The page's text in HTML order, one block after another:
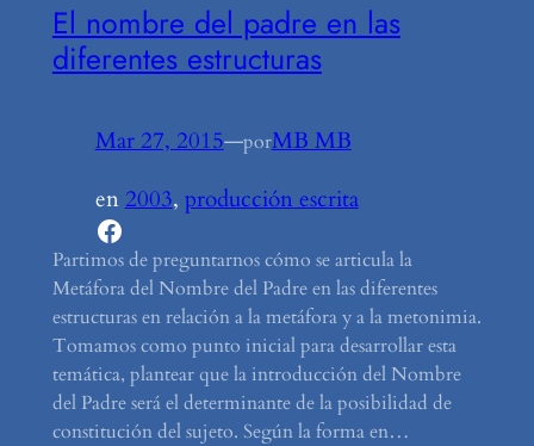
El nombre del padre en las
diferentes estructuras
Mar 27, 2015—porMB MB
en 2003, producción escrita
Facebook
Partimos de preguntarnos cómo se articula la
Metáfora del Nombre del Padre en las diferentes
estructuras en relación a la metáfora y a la metonimia.
Tomamos como punto inicial para desarrollar esta
temática, plantear que la introducción del Nombre
del Padre será el determinante de la posibilidad de
constitución del sujeto. Según la forma en…